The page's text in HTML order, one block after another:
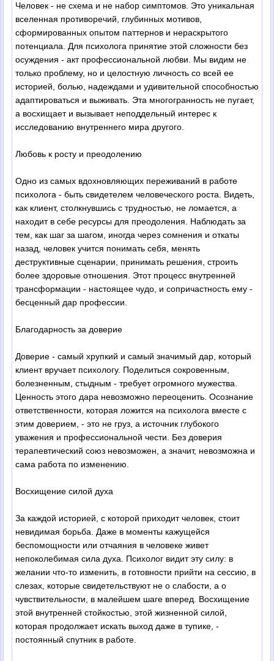
Человек - не схема и не набор симптомов. Это уникальная
вселенная противоречий, глубинных мотивов,
сформированных опытом паттернов и нераскрытого
потенциала. Для психолога принятие этой сложности без
осуждения - акт профессиональной любви. Мы видим не
только проблему, но и целостную личность со всей ее
историей, болью, надеждами и удивительной способностью
адаптироваться и выживать. Эта многогранность не пугает,
а восхищает и вызывает неподдельный интерес к
исследованию внутреннего мира другого.
Любовь к росту и преодолению
Одно из самых вдохновляющих переживаний в работе
психолога - быть свидетелем человеческого роста. Видеть,
как клиент, столкнувшись с трудностью, не ломается, а
находит в себе ресурсы для преодоления. Наблюдать за
тем, как шаг за шагом, иногда через сомнения и откаты
назад, человек учится понимать себя, менять
деструктивные сценарии, принимать решения, строить
более здоровые отношения. Этот процесс внутренней
трансформации - настоящее чудо, и сопричастность ему -
бесценный дар профессии.
Благодарность за доверие
Доверие - самый хрупкий и самый значимый дар, который
клиент вручает психологу. Поделиться сокровенным,
болезненным, стыдным - требует огромного мужества.
Ценность этого дара невозможно переоценить. Осознание
ответственности, которая ложится на психолога вместе с
этим доверием, - это не груз, а источник глубокого
уважения и профессиональной чести. Без доверия
терапевтический союз невозможен, а значит, невозможна и
сама работа по изменению.
Восхищение силой духа
За каждой историей, с которой приходит человек, стоит
невидимая борьба. Даже в моменты кажущейся
беспомощности или отчаяния в человеке живет
непоколебимая сила духа. Психолог видит эту силу: в
желании что-то изменить, в готовности прийти на сессию, в
слезах, которые свидетельствуют не о слабости, а о
чувствительности, в малейшем шаге вперед. Восхищение
этой внутренней стойкостью, этой жизненной силой,
которая продолжает искать выход даже в тупике, -
постоянный спутник в работе.